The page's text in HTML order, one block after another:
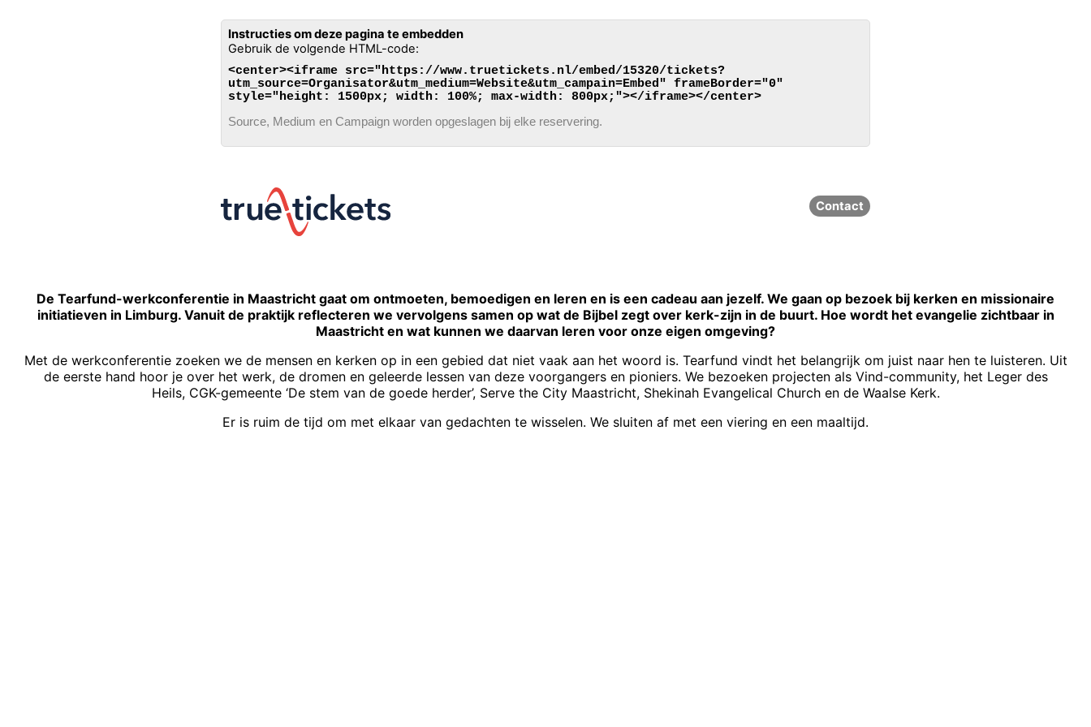
Instructies om deze pagina te embedden
Gebruik de volgende HTML-code:
<center><iframe src="https://www.truetickets.nl/embed/15320/tickets?
utm_source=Organisator&utm_medium=Website&utm_campain=Embed" frameBorder="0"
style="height: 1500px; width: 100%; max-width: 800px;"></iframe></center>
Source, Medium en Campaign worden opgeslagen bij elke reservering.
Contact
De Tearfund-werkconferentie in Maastricht gaat om ontmoeten, bemoedigen en leren en is een cadeau aan jezelf. We gaan op bezoek bij kerken en missionaire
initiatieven in Limburg. Vanuit de praktijk reflecteren we vervolgens samen op wat de Bijbel zegt over kerk-zijn in de buurt. Hoe wordt het evangelie zichtbaar in
Maastricht en wat kunnen we daarvan leren voor onze eigen omgeving?
Met de werkconferentie zoeken we de mensen en kerken op in een gebied dat niet vaak aan het woord is. Tearfund vindt het belangrijk om juist naar hen te luisteren. Uit
de eerste hand hoor je over het werk, de dromen en geleerde lessen van deze voorgangers en pioniers. We bezoeken projecten als Vind-community, het Leger des
Heils, CGK-gemeente ‘De stem van de goede herder’, Serve the City Maastricht, Shekinah Evangelical Church en de Waalse Kerk.
Er is ruim de tijd om met elkaar van gedachten te wisselen. We sluiten af met een viering en een maaltijd.